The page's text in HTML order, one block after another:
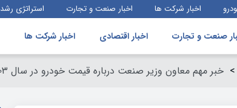
اخبار شرکت ها اخبار صنعت و تجارت استراتژی رشد
صنعت و تجارت اخبار اقتصادی اخبار شرکت ها
> خبر مهم معاون وزیر صنعت درباره قیمت خودرو در سال ۱۴۰۳/ قیمت خودرو چه تغییری می‌کند؟